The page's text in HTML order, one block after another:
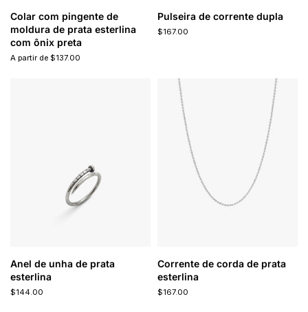
Colar com pingente de
moldura de prata esterlina
com ônix preta
A partir de $137.00
Pulseira de corrente dupla
$167.00
Anel de unha de prata
esterlina
$144.00
Corrente de corda de prata
esterlina
$167.00